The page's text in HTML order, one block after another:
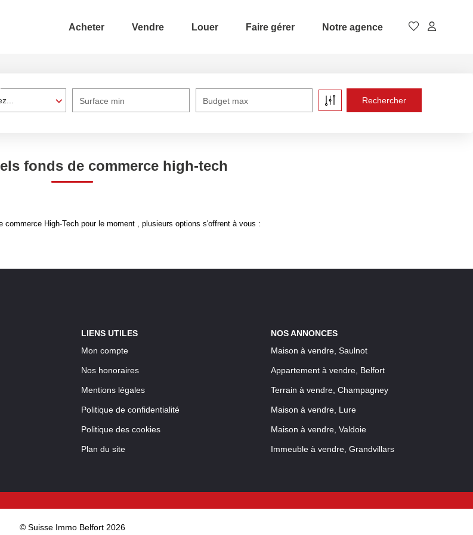
Acheter Vendre Louer Faire gérer Notre agence
Surface min Budget max
fonds de commerce high-tech
High-Tech pour le moment , plusieurs options s'offrent à vous :
LIENS UTILES
Mon compte
Nos honoraires
Mentions légales
Politique de confidentialité
Politique des cookies
Plan du site
NOS ANNONCES
Maison à vendre, Saulnot
Appartement à vendre, Belfort
Terrain à vendre, Champagney
Maison à vendre, Lure
Maison à vendre, Valdoie
Immeuble à vendre, Grandvillars
© Suisse Immo Belfort 2026